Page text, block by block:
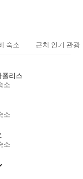
숙소 근처 인기 관광
폴리스
소
소
소